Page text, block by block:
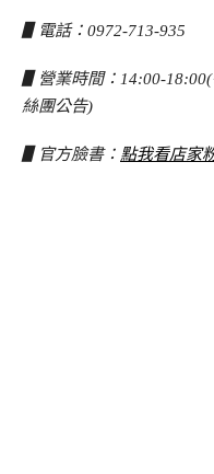
▋電話：0972-713-935
▋營業時間：14:00-
絲團公告)
▋官方臉書： 點我看店家